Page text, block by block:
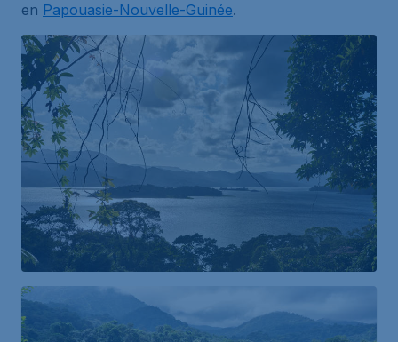
en Papouasie-Nouvelle-Guinée.